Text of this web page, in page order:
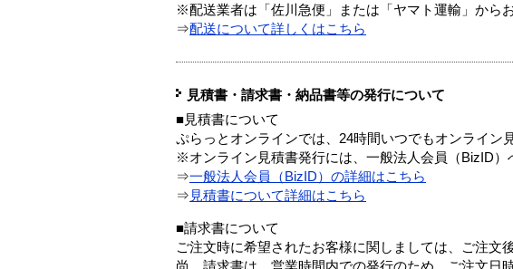
※配送業者は「佐川急便」または「ヤマト運輸」から
⇒配送について詳しくはこちら
見積書・請求書・納品書等の発行について
■見積書について
ぷらっとオンラインでは、24時間いつでもオンライン
※オンライン見積書発行には、一般法人会員（BizID）
⇒一般法人会員（BizID）の詳細はこちら
⇒ 見積書について詳細はこちら
■請求書について
ご注文時に希望されたお客様に関しましては、ご注文